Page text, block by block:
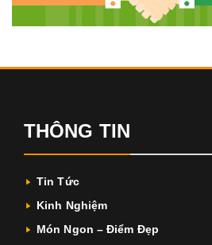
THÔNG TIN
Tin Tức
Kinh Nghiệm
Món Ngon – Điểm Đẹp